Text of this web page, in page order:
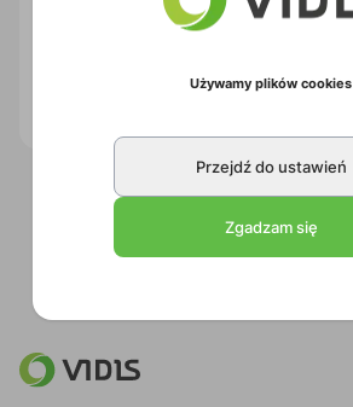
Używamy plików cookies
Przejdź do ustawień
Zgadzam się